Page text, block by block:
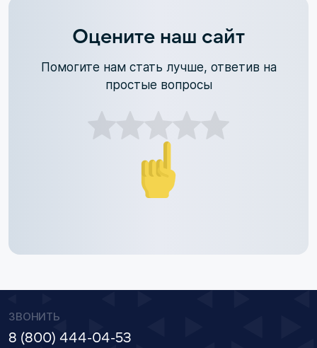
Оцените наш сайт
Помогите нам стать лучше, ответив на
простые вопросы
ЗВОНИТЬ
8 (800) 444-04-53